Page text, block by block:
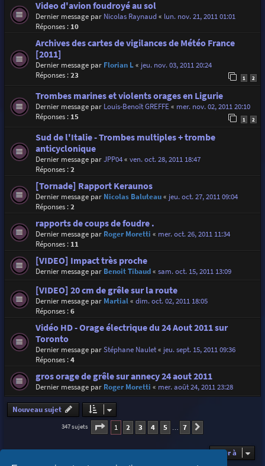
Video d'avion foudroyé au sol
Dernier message par Nicolas Raynaud« lun. nov. 21, 2011 01:01
Réponses : 10
Archives des cartes de vigilances de Météo France
[2011]
Dernier message par Florian L« jeu. nov. 03, 2011 20:24
Réponses :23 1 2
Trombes marines et violents orages en Ligurie
Dernier message par Louis-Benoît GREFFE« mer. nov. 02, 2011 20:10
Réponses : 15 1 2
Sud de l'Italie - Trombes multiples + trombe
anticyclonique
Dernier message parJPP04« ven. oct. 28, 2011 18:47
Réponses :2
[Tornade] Rapport Keraunos
Dernier message par Nicolas Baluteau« jeu. oct. 27, 2011 09:04
Réponses :2
rapports de coups de foudre .
Dernier message par Roger Moretti « mer. oct. 26, 2011 11:34
Réponses : 11
[VIDEO] Impact très proche
Dernier message par Benoit Tibaud« sam. oct. 15, 2011 13:09
[VIDEO] 20 cm de grêle sur la route
Dernier message par Martial« dim. oct. 02, 2011 18:05
Réponses :6
Vidéo HD - Orage électrique du 24 Aout 2011 sur
Toronto
Dernier message parStéphane Naulet« jeu. sept. 15, 2011 09:36
Réponses :4
gros orage de grêle sur annecy 24 aout 2011
Dernier message par Roger Moretti « mer. août 24, 2011 23:28
Nouveau sujet
347 sujets Page 1sur
1 2 3 4 5 … 7
Aller à